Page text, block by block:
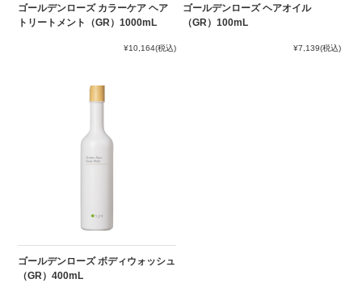
ゴールデンローズ カラーケア ヘア
トリートメント（GR）1000mL
¥10,164(税込)
ゴールデンローズ ヘアオイル
（GR）100mL
¥7,139(税込)
ゴールデンローズ ボディウォッシュ
（GR）400mL